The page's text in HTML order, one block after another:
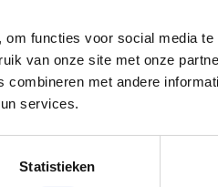
functies voor social media te
van onze site met onze
met andere
services.
Statistieken
Bij de verbranding van geverfd